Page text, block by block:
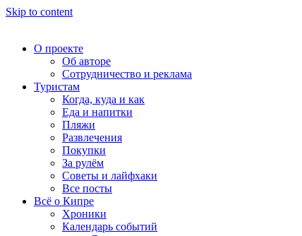
Skip to content
О проекте
Об авторе
Сотрудничество и реклама
Туристам
Когда, куда и как
Еда и напитки
Пляжи
Развлечения
Покупки
За рулём
Советы и лайфхаки
Все посты
Всё о Кипре
Хроники
Календарь событий